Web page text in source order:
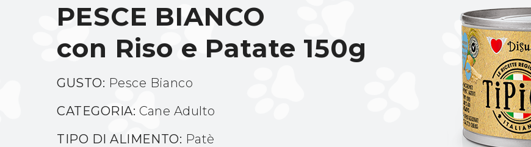
PESCE BIANCO
con Riso e Patate 150g
GUSTO: Pesce Bianco
CATEGORIA: Cane Adulto
TIPO DI ALIMENTO: Patè